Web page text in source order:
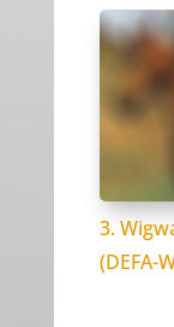
3.
(DEFA-